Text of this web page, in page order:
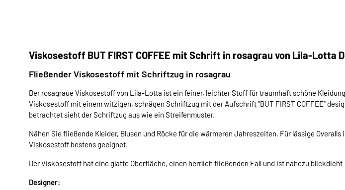
Viskosestoff BUT FIRST COFFEE mit Schrift in rosagrau von Lila-Lotta
Fließender Viskosestoff mit Schriftzug in rosagrau
Der rosagraue Viskosestoff von Lila-Lotta ist ein feiner, leichter Stoff für traumhaft schöne
Viskosestoff mit einem witzigen, schrägen Schriftzug mit der Aufschrift "BUT FIRST COFFEE"
betrachtet sieht der Schriftzug aus wie ein Streifenmuster.
Nähen Sie fließende Kleider, Blusen und Röcke für die wärmeren Jahreszeiten. Für lässige Overalls
Viskosestoff bestens geeignet.
Der Viskosestoff hat eine glatte Oberfläche, einen herrlich fließenden Fall und ist nahezu
Designer: